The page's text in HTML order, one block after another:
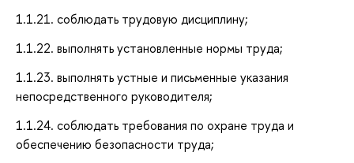
1.1.21. соблюдать трудовую дисциплину;
1.1.22. выполнять установленные нормы труда;
1.1.23. выполнять устные и письменные указания
непосредственного руководителя;
1.1.24. соблюдать требования по охране труда и
обеспечению безопасности труда;